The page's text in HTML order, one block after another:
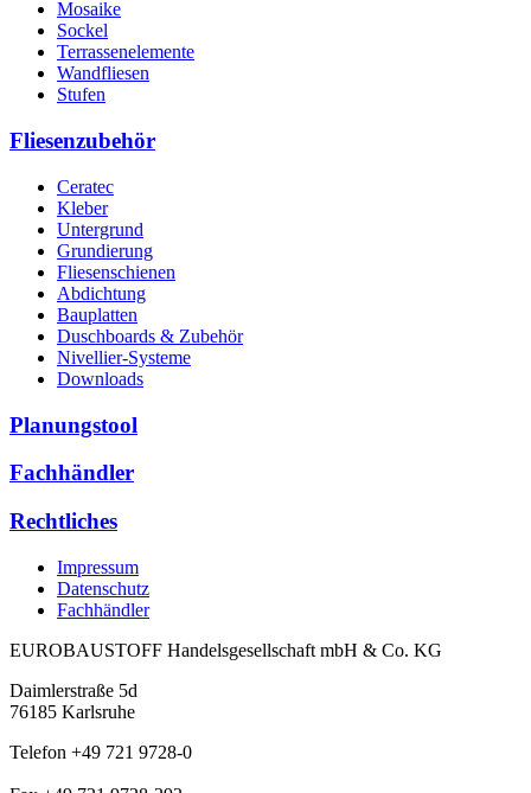
Mosaike
Sockel
Terrassenelemente
Wandfliesen
Stufen
Fliesenzubehör
Ceratec
Kleber
Untergrund
Grundierung
Fliesenschienen
Abdichtung
Bauplatten
Duschboards & Zubehör
Nivellier-Systeme
Downloads
Planungstool
Fachhändler
Rechtliches
Impressum
Datenschutz
Fachhändler
EUROBAUSTOFF Handelsgesellschaft mbH & Co. KG
Daimlerstraße 5d
76185 Karlsruhe
Telefon +49 721 9728-0